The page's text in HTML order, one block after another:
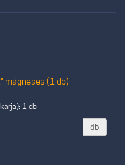
mágneses (1 db)
1 db
db